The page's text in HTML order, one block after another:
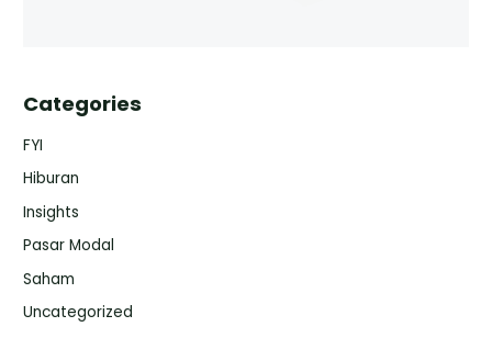
Categories
FYI
Hiburan
Insights
Pasar Modal
Saham
Uncategorized